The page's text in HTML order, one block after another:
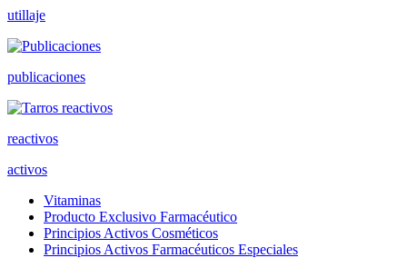
utillaje
publicaciones
reactivos
activos
Vitaminas
Producto Exclusivo Farmacéutico
Principios Activos Cosméticos
Principios Activos Farmacéuticos Especiales